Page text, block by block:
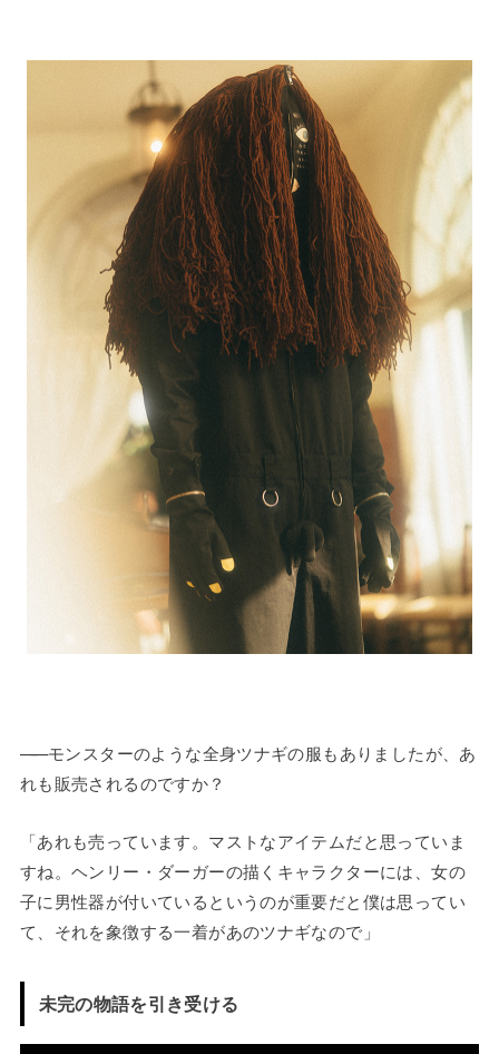
——モンスターのような全身ツナギの服もありましたが、あ
れも販売されるのですか？
「あれも売っています。マストなアイテムだと思っていま
すね。ヘンリー・ダーガーの描くキャラクターには、女の
子に男性器が付いているというのが重要だと僕は思ってい
て、それを象徴する一着があのツナギなので」
未完の物語を引き受ける